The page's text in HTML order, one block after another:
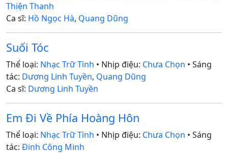
Thiện Thanh
Ca sĩ: Hồ Ngọc Hà, Quang Dũng
Suối Tóc
Thể loại: Nhạc Trữ Tình • Nhịp điệu: Chưa Chọn • Sáng
tác: Dương Linh Tuyền, Quang Dũng
Ca sĩ: Dương Linh Tuyền
Em Đi Về Phía Hoàng Hôn
Thể loại: Nhạc Trữ Tình • Nhịp điệu: Chưa Chọn • Sáng
tác: Đinh Công Minh